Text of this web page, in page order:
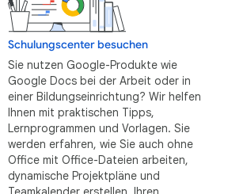
Schulungscenter besuchen
Sie nutzen Google-Produkte wie
Google Docs bei der Arbeit oder in
einer Bildungseinrichtung? Wir helfen
Ihnen mit praktischen Tipps,
Lernprogrammen und Vorlagen. Sie
werden erfahren, wie Sie auch ohne
Office mit Office-Dateien arbeiten,
dynamische Projektpläne und